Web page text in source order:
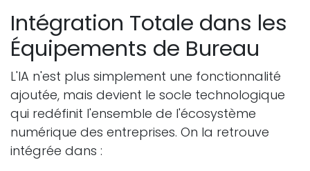
Intégration Totale dans les
Équipements de Bureau
L'IA n'est plus simplement une fonctionnalité
ajoutée, mais devient le socle technologique
qui redéfinit l'ensemble de l'écosystème
numérique des entreprises. On la retrouve
intégrée dans :